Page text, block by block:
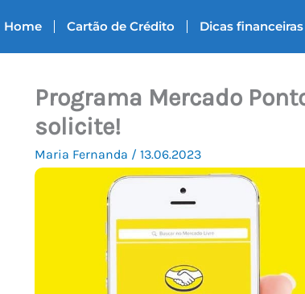
Home Cartão de Crédito Dicas financeiras
Programa Mercado
solicite!
Maria Fernanda / 13.06.2023